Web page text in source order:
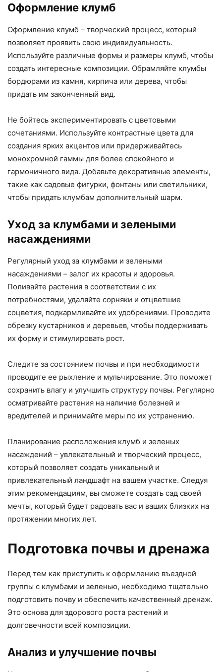
Оформление клумб
Оформление клумб – творческий процесс, который
позволяет проявить свою индивидуальность.
Используйте различные формы и размеры клумб, чтобы
создать интересные композиции. Обрамляйте клумбы
бордюрами из камня, кирпича или дерева, чтобы
придать им законченный вид.
Не бойтесь экспериментировать с цветовыми
сочетаниями. Используйте контрастные цвета для
создания ярких акцентов или придерживайтесь
монохромной гаммы для более спокойного и
гармоничного вида. Добавьте декоративные элементы,
такие как садовые фигурки, фонтаны или светильники,
чтобы придать клумбам дополнительный шарм.
Уход за клумбами и зелеными
насаждениями
Регулярный уход за клумбами и зелеными
насаждениями – залог их красоты и здоровья.
Поливайте растения в соответствии с их
потребностями, удаляйте сорняки и отцветшие
соцветия, подкармливайте их удобрениями. Проводите
обрезку кустарников и деревьев, чтобы поддерживать
их форму и стимулировать рост.
Следите за состоянием почвы и при необходимости
проводите ее рыхление и мульчирование. Это поможет
сохранить влагу и улучшить структуру почвы. Регулярно
осматривайте растения на наличие болезней и
вредителей и принимайте меры по их устранению.
Планирование расположения клумб и зеленых
насаждений – увлекательный и творческий процесс,
который позволяет создать уникальный и
привлекательный ландшафт на вашем участке. Следуя
этим рекомендациям, вы сможете создать сад своей
мечты, который будет радовать вас и ваших близких на
протяжении многих лет.
Подготовка почвы и дренажа
Перед тем как приступить к оформлению въездной
группы с клумбами и зеленью, необходимо тщательно
подготовить почву и обеспечить качественный дренаж.
Это основа для здорового роста растений и
долговечности всей композиции.
Анализ и улучшение почвы